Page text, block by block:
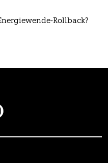
Rollback?